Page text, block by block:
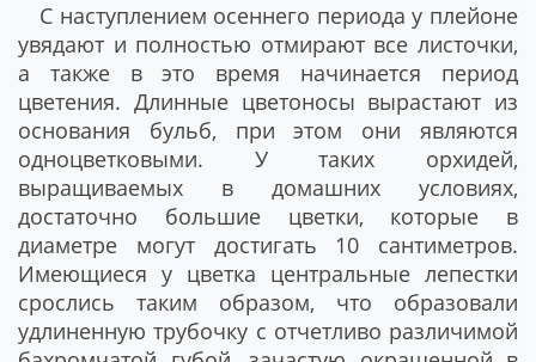
С наступлением осеннего периода у плейоне
увядают и полностью отмирают все листочки,
а также в это время начинается период
цветения. Длинные цветоносы вырастают из
основания бульб, при этом они являются
одноцветковыми. У таких орхидей,
выращиваемых в домашних условиях,
достаточно большие цветки, которые в
диаметре могут достигать 10 сантиметров.
Имеющиеся у цветка центральные лепестки
срослись таким образом, что образовали
удлиненную трубочку с отчетливо различимой